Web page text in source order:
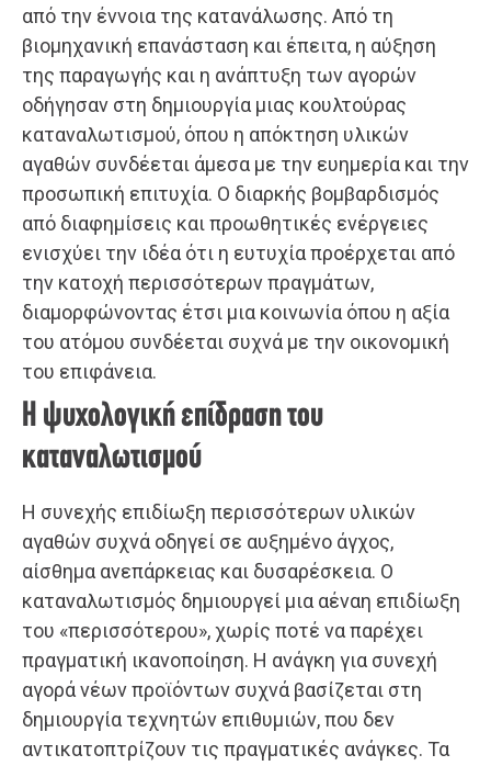
από την έννοια της κατανάλωσης. Από τη
βιομηχανική επανάσταση και έπειτα, η αύξηση
της παραγωγής και η ανάπτυξη των αγορών
οδήγησαν στη δημιουργία μιας κουλτούρας
καταναλωτισμού, όπου η απόκτηση υλικών
αγαθών συνδέεται άμεσα με την ευημερία και την
προσωπική επιτυχία. Ο διαρκής βομβαρδισμός
από διαφημίσεις και προωθητικές ενέργειες
ενισχύει την ιδέα ότι η ευτυχία προέρχεται από
την κατοχή περισσότερων πραγμάτων,
διαμορφώνοντας έτσι μια κοινωνία όπου η αξία
του ατόμου συνδέεται συχνά με την οικονομική
του επιφάνεια.
Η ψυχολογική επίδραση του
καταναλωτισμού
Η συνεχής επιδίωξη περισσότερων υλικών
αγαθών συχνά οδηγεί σε αυξημένο άγχος,
αίσθημα ανεπάρκειας και δυσαρέσκεια. Ο
καταναλωτισμός δημιουργεί μια αέναη επιδίωξη
του «περισσότερου», χωρίς ποτέ να παρέχει
πραγματική ικανοποίηση. Η ανάγκη για συνεχή
αγορά νέων προϊόντων συχνά βασίζεται στη
δημιουργία τεχνητών επιθυμιών, που δεν
αντικατοπτρίζουν τις πραγματικές ανάγκες. Τα